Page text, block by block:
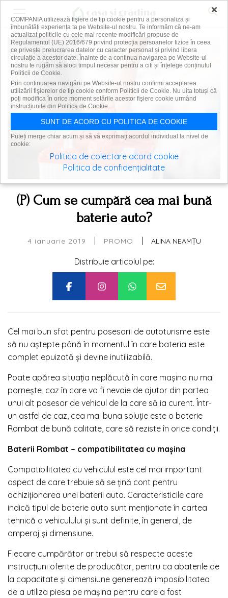
(P) Cum se cumpără cea mai bună
baterie auto?
4 ianuarie 2019 PROMO ALINA NEAMȚU
Distribuie articolul pe:
Cel mai bun sfat pentru posesorii de autoturisme este
să nu aştepte până în momentul în care bateria este
complet epuizată şi devine inutilizabilă.
Poate apărea situaţia neplăcută în care maşina nu mai
porneşte, caz în care va fi nevoie de ajutor din partea
unui alt posesor de vehicul de la care să ia curent. Într-
un astfel de caz, cea mai buna soluţie este o baterie
Rombat de bună calitate, care să reziste în orice condiţii.
Baterii Rombat – compatibilitatea cu maşina
Compatibilitatea cu vehiculul este cel mai important
aspect de care trebuie să se ţină cont pentru
achiziţionarea unei baterii auto. Caracteristicile care
indică tipul de baterie auto sunt menţionate în cartea
tehnică a vehiculului şi sunt definite, în general, de
amperaj şi dimensiune.
Fiecare cumpărător ar trebui să respecte aceste
instrucţiuni oferite de producător, pentru ca abaterile de
la capacitate şi dimensiune generează imposibilitatea
de a utiliza piesa pe maşina pentru care a fost
×
COMPANIA utilizează fişiere de tip cookie pentru a personaliza și
îmbunătăți experiența ta pe Website-ul nostru. Te informăm că ne-am
actualizat politicile cu cele mai recente modificări propuse de
Regulamentul (UE) 2016/679 privind protecția persoanelor fizice în ceea
ce privește prelucrarea datelor cu caracter personal și privind libera
circulație a acestor date. Înainte de a continua navigarea pe Website-ul
nostru te rugăm să aloci timpul necesar pentru a citi și înțelege conținutul
Politicii de Cookie.
Prin continuarea navigării pe Website-ul nostru confirmi acceptarea
utilizării fişierelor de tip cookie conform Politicii de Cookie. Nu uita totuși că
poți modifica în orice moment setările acestor fişiere cookie urmând
instrucțiunile din Politica de Cookie.
SUNT DE ACORD CU POLITICA DE COOKIE
Puteți merge chiar acum și să vă exprimați acordul individual la nivel de
cookie:
Politica de colectare acord cookie
Politica de confidențialitate